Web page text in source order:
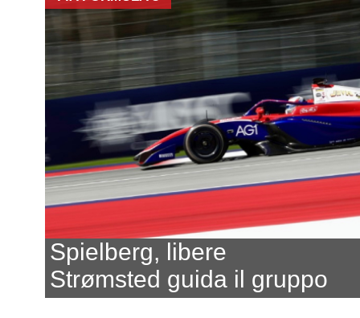
Spielberg, libere
Strømsted guida il gruppo